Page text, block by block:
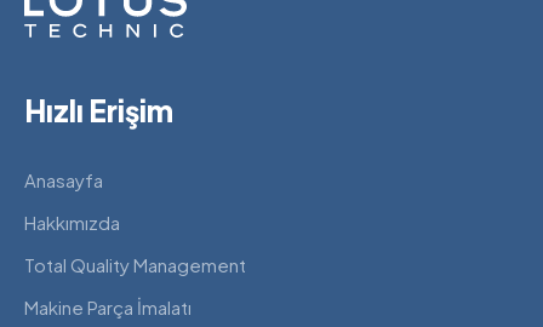
Hızlı Erişim
Anasayfa
Hakkımızda
Total Quality Management
Makine Parça İmalatı